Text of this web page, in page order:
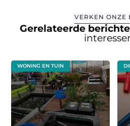
VERKEN ONZE
Gerelateerde
WONING EN TUIN